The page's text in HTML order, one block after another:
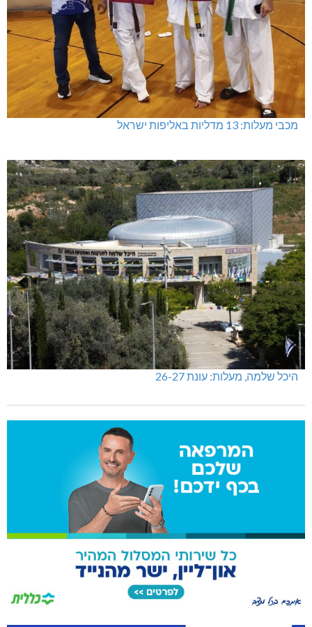
מכבי מעלות: 13 מדליות באליפות ישראל
היכל שלמה, מעלות: עונת 26-27